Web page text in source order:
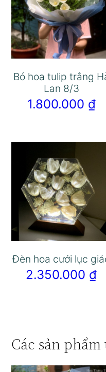
Bó hoa tulip trắng
Lan 8/3
1.800.000 ₫
Đèn hoa cưới lục
2.350.000 ₫
Các sản